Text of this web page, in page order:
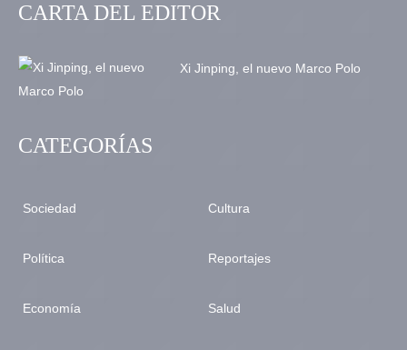
CARTA DEL EDITOR
Xi Jinping, el nuevo Marco Polo
CATEGORÍAS
Sociedad
Política
Economía
Cultura
Reportajes
Salud